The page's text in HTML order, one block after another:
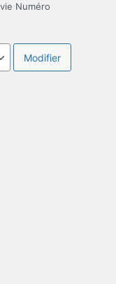
Numéro